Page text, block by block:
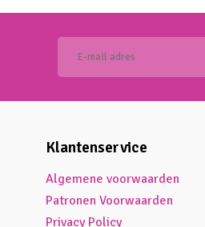
Klantenservice
Algemene voorwaarden
Patronen Voorwaarden
Privacy Policy